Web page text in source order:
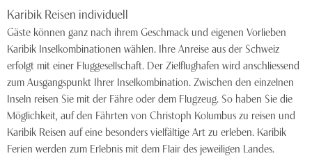
Karibik Reisen individuell
Gäste können ganz nach ihrem Geschmack und eigenen Vorlieben
Karibik Inselkombinationen wählen. Ihre Anreise aus der Schweiz
erfolgt mit einer Fluggesellschaft. Der Zielflughafen wird anschliessend
zum Ausgangspunkt Ihrer Inselkombination. Zwischen den einzelnen
Inseln reisen Sie mit der Fähre oder dem Flugzeug. So haben Sie die
Möglichkeit, auf den Fährten von Christoph Kolumbus zu reisen und
Karibik Reisen auf eine besonders vielfältige Art zu erleben. Karibik
Ferien werden zum Erlebnis mit dem Flair des jeweiligen Landes.